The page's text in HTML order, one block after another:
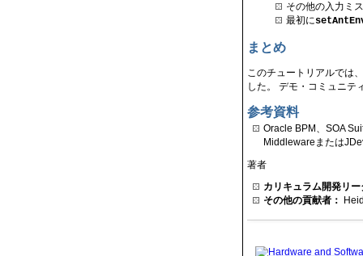
その他の入力ミ
最初に
まとめ
このチュートリアルでは
した。 デモ・コミュニテ
参考資料
Oracle BPM、SOA
Middlewareまたは
著者
カリキュラム開発リ
その他の貢献者：